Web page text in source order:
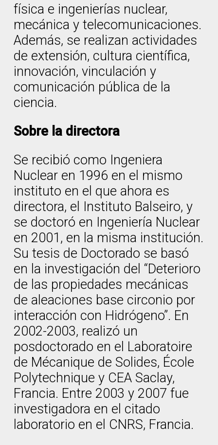
física e ingenierías nuclear,
mecánica y telecomunicaciones.
Además, se realizan actividades
de extensión, cultura científica,
innovación, vinculación y
comunicación pública de la
ciencia.
Sobre la directora
Se recibió como Ingeniera
Nuclear en 1996 en el mismo
instituto en el que ahora es
directora, el Instituto Balseiro, y
se doctoró en Ingeniería Nuclear
en 2001, en la misma institución.
Su tesis de Doctorado se basó
en la investigación del “Deterioro
de las propiedades mecánicas
de aleaciones base circonio por
interacción con Hidrógeno”. En
2002-2003, realizó un
posdoctorado en el Laboratoire
de Mécanique de Solides, École
Polytechnique y CEA Saclay,
Francia. Entre 2003 y 2007 fue
investigadora en el citado
laboratorio en el CNRS, Francia.